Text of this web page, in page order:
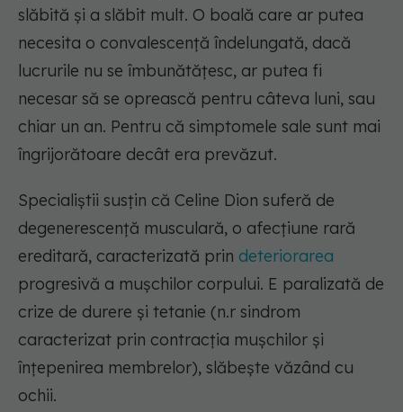
slăbită și a slăbit mult. O boală care ar putea
necesita o convalescență îndelungată, dacă
lucrurile nu se îmbunătățesc, ar putea fi
necesar să se oprească pentru câteva luni, sau
chiar un an. Pentru că simptomele sale sunt mai
îngrijorătoare decât era prevăzut.
Specialiștii susțin că Celine Dion suferă de
degenerescență musculară, o afecțiune rară
ereditară, caracterizată prin deteriorarea
progresivă a mușchilor corpului. E paralizată de
crize de durere și tetanie (n.r sindrom
caracterizat prin contracția mușchilor și
înțepenirea membrelor), slăbește văzând cu
ochii.